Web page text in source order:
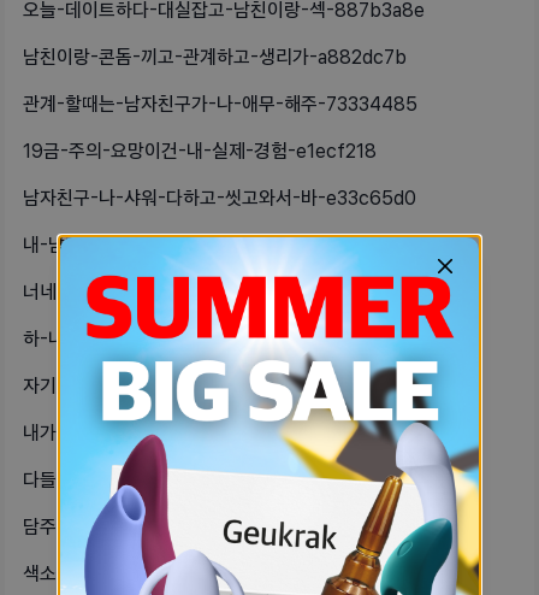
오늘-데이트하다-대실잡고-남친이랑-섹-887b3a8e
남친이랑-콘돔-끼고-관계하고-생리가-a882dc7b
관계-할때는-남자친구가-나-애무-해주-73334485
19금-주의-요망이건-내-실제-경험-e1ecf218
남자친구-나-샤워-다하고-씻고와서-바-e33c65d0
내-남자친구도-내-가슴-이랑-뱃살-만-f4047a73
너네는-친했던-남자인-동기가-뒤에서-4756d0f2
하-내가-커뮤니티에서-정말-관심있는-b4475c3f
자기들아-나-오늘-포타-수익-70찍었-e8ed1d99
내가-원래-친구-썸남이나-짝남-남친-6572c0c5
다들-큐모모-사이즈-뭐입어-에메필-비-1499a09e
담주-수요일에-시험-끝나고-애들이랑-54c048fc
색소침착에-좋은-화장품-알려주라-자기-7eace074